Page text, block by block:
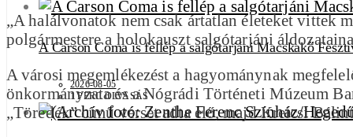
A Carson Coma is fellép a salgótarjáni Macskakő
2026-08-05
1 PERC OLVASÁS
„A halálvonatok nem csak ártatlan életeket vittek
polgármestere a holokauszt salgótarjáni
A városi megemlékezést a hagyománynak
önkormányzata és a Nógrádi Történeti Múzeum
„Töredék” című versét adta elő, majd Kreicsi